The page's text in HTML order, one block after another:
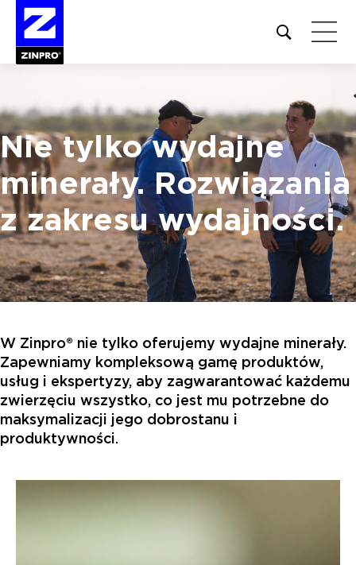
Open
site
search
Szukaj:
Nie tylko wydajne
minerały.Rozwiązania
z zakresu wydajności.
W Zinpro® nie tylko oferujemy wydajne minerały.
Zapewniamy kompleksową gamę produktów,
usług i ekspertyzy, aby zagwarantować każdemu
zwierzęciu wszystko, co jest mu potrzebne do
maksymalizacji jego dobrostanu i
produktywności.